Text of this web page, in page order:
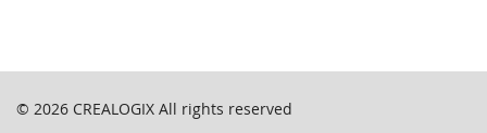
© 2026 CREALOGIX All rights reserved